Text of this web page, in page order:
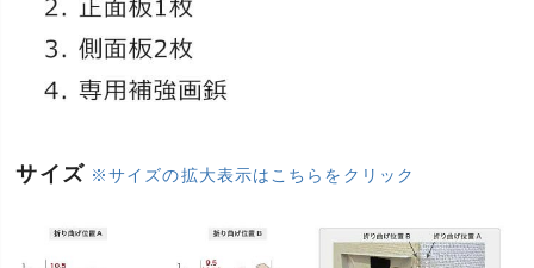
サイズ ※サイズの拡大表示はこちらをクリック